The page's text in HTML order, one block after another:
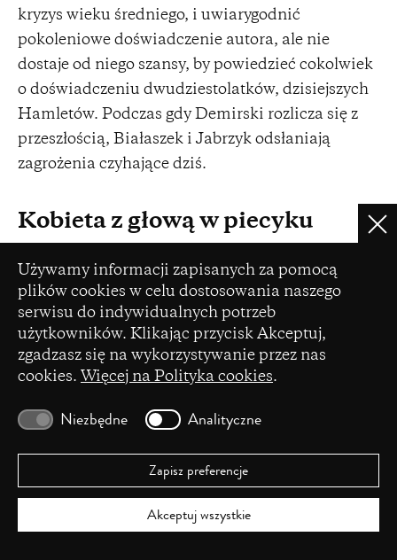
Ustawienia plików cookie
Używamy informacji zapisanych za pomocą
plików cookies w celu dostosowania naszego
serwisu do indywidualnych potrzeb
użytkowników. Klikając przycisk Akceptuj,
zgadzasz się na wykorzystywanie przez nas
cookies. Więcej na Polityka cookies.
Niezbędne Analityczne
Zapisz preferencje
Akceptuj wszystkie
kryzys wieku średniego, i uwiarygodnić
pokoleniowe doświadczenie autora, ale nie
dostaje od niego szansy, by powiedzieć cokolwiek
o doświadczeniu dwudziestolatków, dzisiejszych
Hamletów. Podczas gdy Demirski rozlicza się z
przeszłością, Białaszek i Jabrzyk odsłaniają
zagrożenia czyhające dziś.
Kobieta z głową w piecyku
gazowym
Reżyserzy przyglądają się w swoichHamletach
także pozycji kobiet. Ofelii i Gertrudzie trudno w
szekspirowskim scenariuszu wybić się na
niepodległość – wymaga on modyfikacji, by oddać
dopisując Gertrudzie (Anna Ilczuk) i podwojonej
monologi mówiące o ich uwikłaniu w męski
świat. Pionierką feministycznego czytania
dramatu była Monika Pęcikiewicz (Teatr Polski